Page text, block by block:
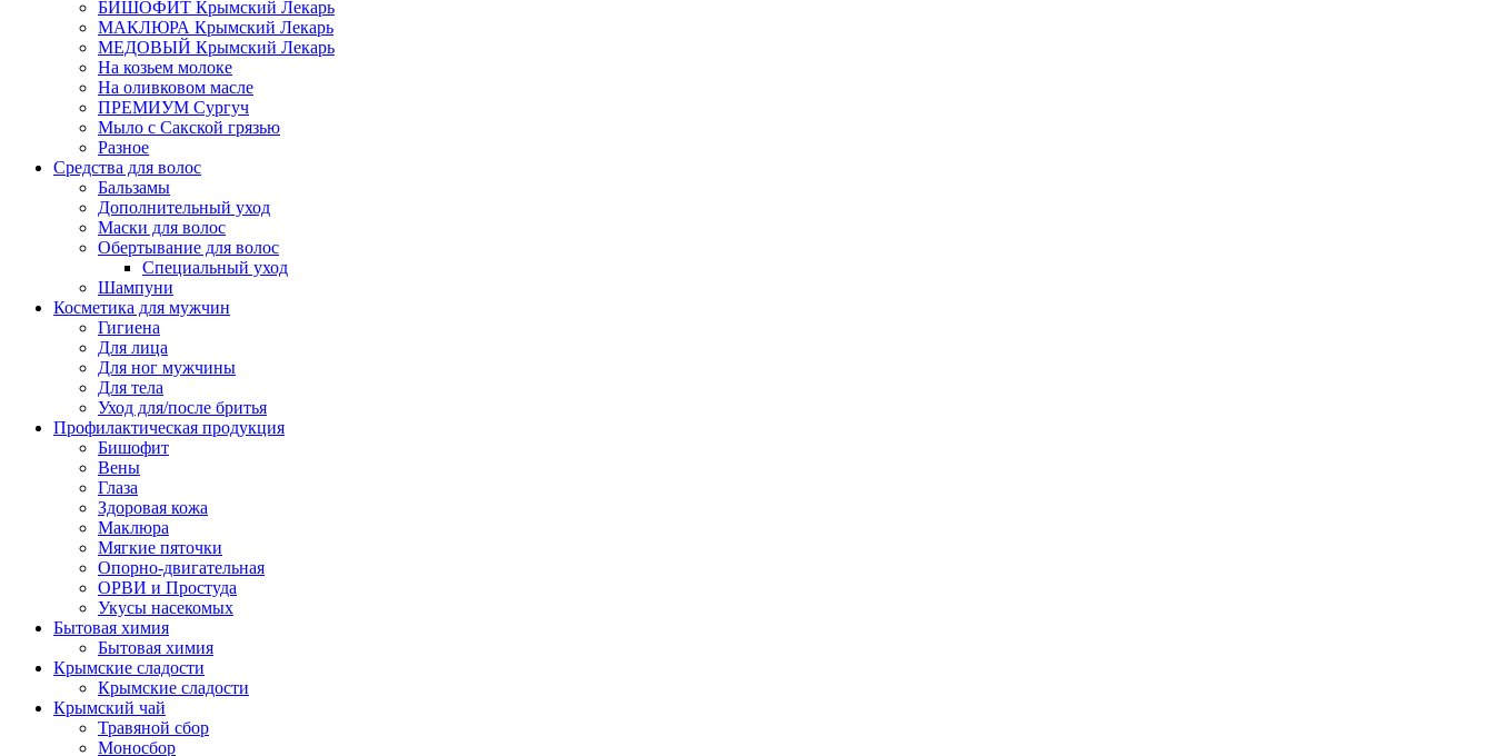
БИШОФИТ Крымский Лекарь
МАКЛЮРА Крымский Лекарь
МЕДОВЫЙ Крымский Лекарь
На козьем молоке
На оливковом масле
ПРЕМИУМ Сургуч
Мыло с Сакской грязью
Разное
Средства для волос
Бальзамы
Дополнительный уход
Маски для волос
Обертывание для волос
Специальный уход
Шампуни
Косметика для мужчин
Гигиена
Для лица
Для ног мужчины
Для тела
Уход для/после бритья
Профилактическая продукция
Бишофит
Вены
Глаза
Здоровая кожа
Маклюра
Мягкие пяточки
Опорно-двигательная
ОРВИ и Простуда
Укусы насекомых
Бытовая химия
Бытовая химия
Крымские сладости
Крымские сладости
Крымский чай
Травяной сбор
Моносбор